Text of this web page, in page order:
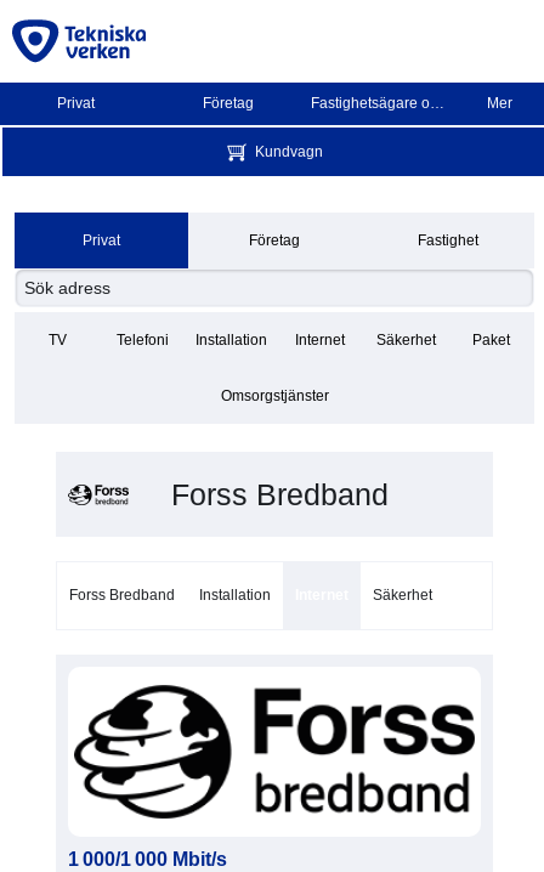
Privat Företag Fastighetsägare och BRF Mer
Kundvagn
Privat Företag Fastighet
TV Telefoni Installation Internet Säkerhet Paket
Omsorgstjänster
Forss Bredband
Forss Bredband Installation Säkerhet
1 000/1 000 Mbit/s